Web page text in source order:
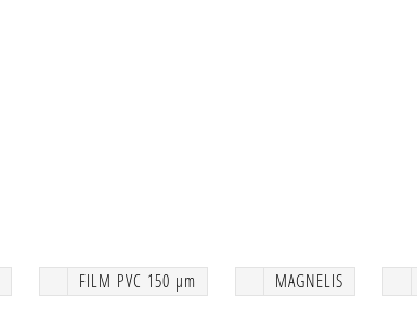
FILM PVC 150 μm MAGNELIS